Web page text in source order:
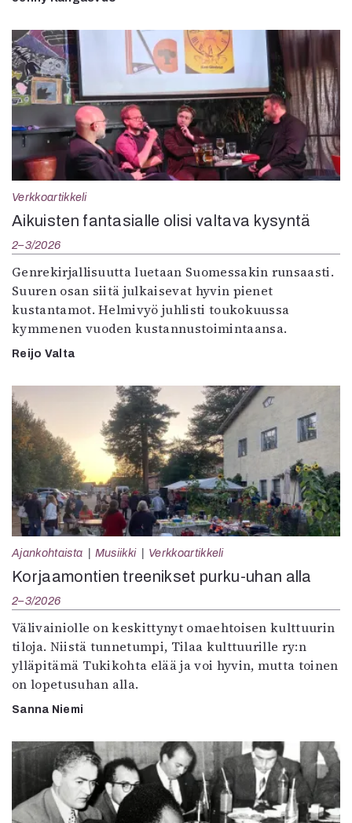
Verkkoartikkeli
Aikuisten fantasialle olisi valtava kysyntä
2–3/2026
Genrekirjallisuutta luetaan Suomessakin runsaasti.
Suuren osan siitä julkaisevat hyvin pienet
kustantamot. Helmivyö juhlisti toukokuussa
kymmenen vuoden kustannustoimintaansa.
Reijo Valta
Ajankohtaista Musiikki Verkkoartikkeli
Korjaamontien treenikset purku-uhan alla
2–3/2026
Välivainiolle on keskittynyt omaehtoisen kulttuurin
tiloja. Niistä tunnetumpi, Tilaa kulttuurille ry:n
ylläpitämä Tukikohta elää ja voi hyvin, mutta toinen
on lopetusuhan alla.
Sanna Niemi